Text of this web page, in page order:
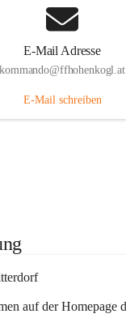
E-Mail Adresse
kommando@ffhohenkogl.at
E-Mail schreiben
auf der Homepage